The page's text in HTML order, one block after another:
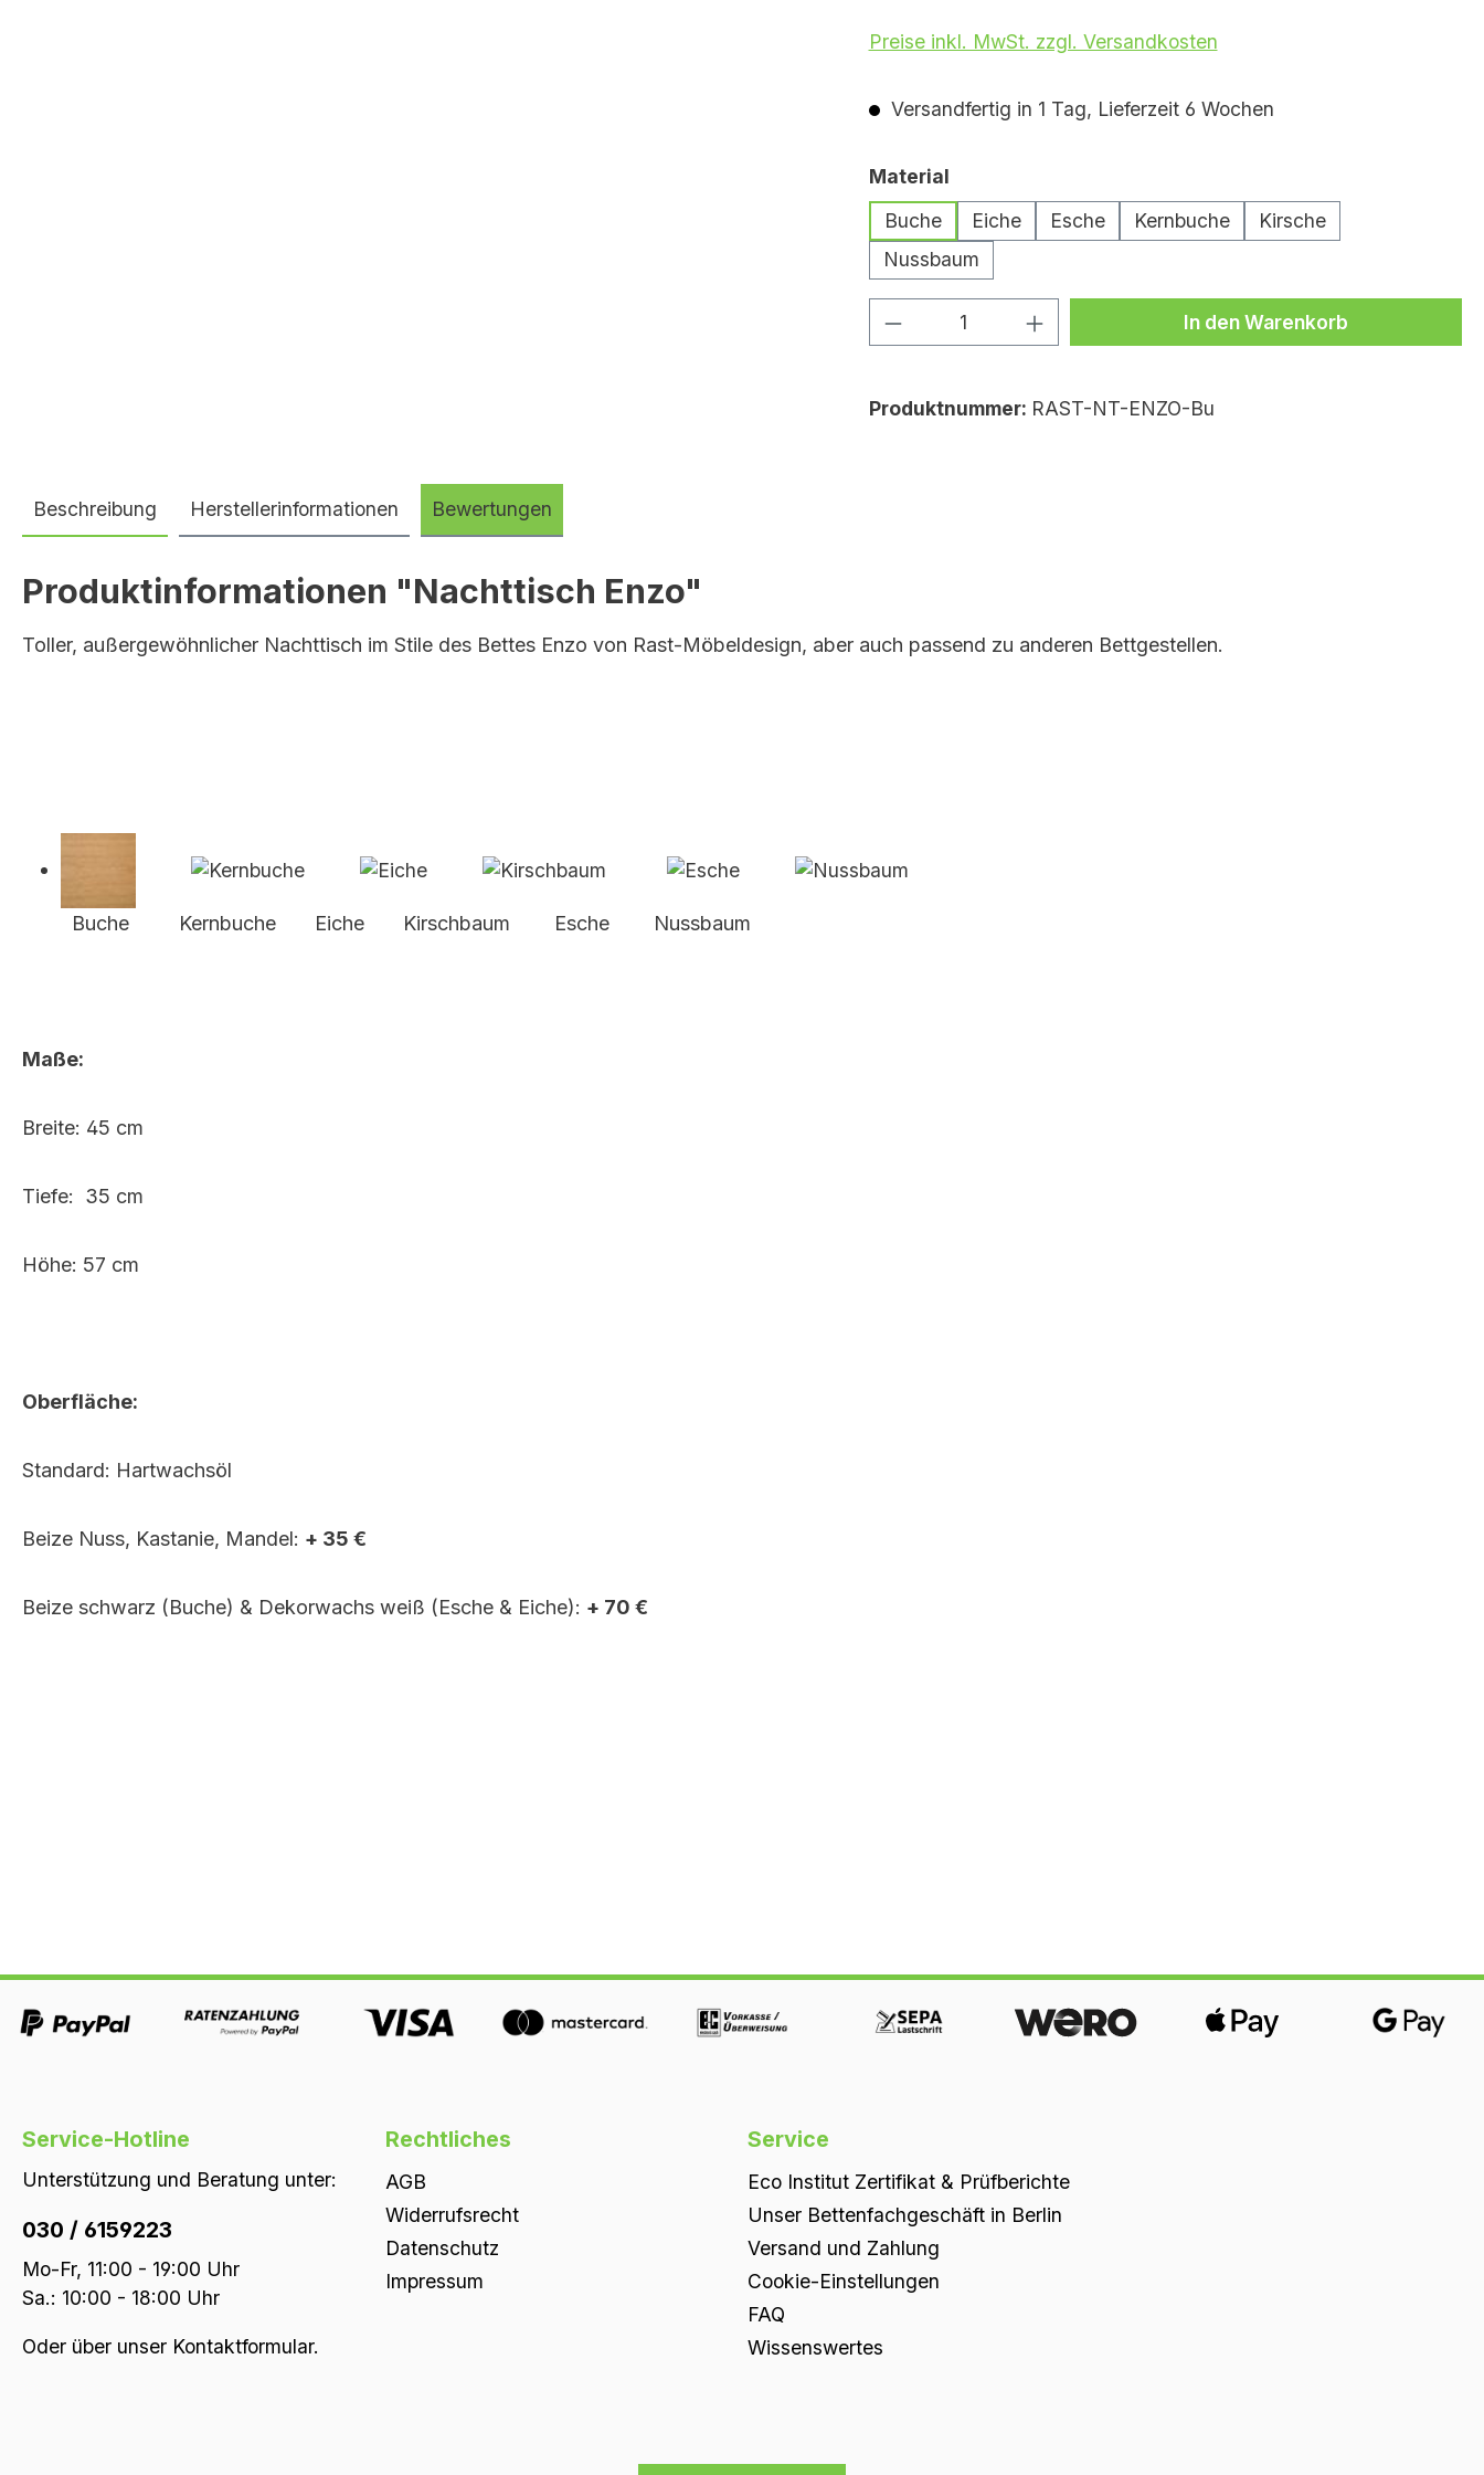
Preise inkl. MwSt. zzgl. Versandkosten
Versandfertig in 1 Tag, Lieferzeit 6 Wochen
Materialauswählen
Buche
Eiche Esche Kernbuche
Kirsche
Nussbaum
Produkt Anzahl: Gib den gewünschten
In den Warenkorb
Produktnummer: RAST-NT-ENZO-Bu
Beschreibung Herstellerinformationen Bewertungen
Produktinformationen "Nachttisch Enzo"
Toller, außergewöhnlicher Nachttisch im Stile des Bettes Enzo von Rast-Möbeldesign, aber auch passend zu anderen Bettgestellen.
Buche Kernbuche Eiche Kirschbaum Esche Nussbaum
Maße:
Breite: 45 cm
Tiefe: 35 cm
Höhe: 57 cm
Oberfläche:
Standard: Hartwachsöl
Beize Nuss, Kastanie, Mandel: + 35 €
Beize schwarz (Buche) & Dekorwachs weiß (Esche & Eiche): + 70 €
Service-Hotline
Unterstützung und Beratung unter:
030 / 6159223
Mo-Fr, 11:00 - 19:00 Uhr
Sa.: 10:00 - 18:00 Uhr
Oder über unser Kontaktformular.
Rechtliches
AGB
Widerrufsrecht
Datenschutz
Impressum
Service
Eco Institut Zertifikat & Prüfberichte
Unser Bettenfachgeschäft in Berlin
Versand und Zahlung
Cookie-Einstellungen
FAQ
Wissenswertes